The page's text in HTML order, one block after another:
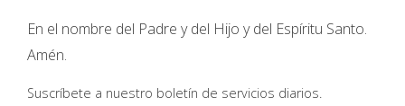
En el nombre del Padre y del Hijo y del Espíritu Santo.
Amén.
Suscríbete a nuestro boletín de servicios diarios.